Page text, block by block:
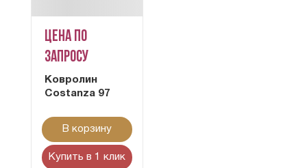
Цена по
запросу
Ковролин
Costanza 97
В корзину
Купить в 1 клик